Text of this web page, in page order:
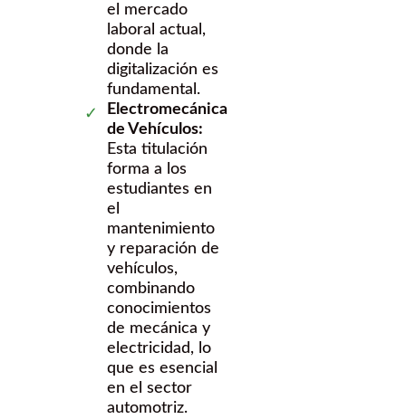
el mercado
laboral actual,
donde la
digitalización es
fundamental.
Electromecánica
de Vehículos:
Esta titulación
forma a los
estudiantes en
el
mantenimiento
y reparación de
vehículos,
combinando
conocimientos
de mecánica y
electricidad, lo
que es esencial
en el sector
automotriz.